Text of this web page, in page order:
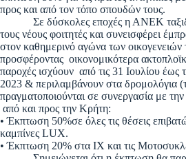
προς και από τον τόπο σπουδών τους.
Σε δύσκολες εποχές η ΑΝΕΚ
τους νέους φοιτητές και συνεισφέρει
στον καθημερινό αγώνα των οικογενειών
προσφέροντας οικονομικότερα
παροχές ισχύουν από τις 31 Ιουλίου έως
2023 & περιλαμβάνουν στα δρομολόγια
πραγματοποιούνται σε συνεργασία με
από και προς την Κρήτη:
• Έκπτωση 50%σε όλες τις θέσεις
καμπίνες LUX.
• Έκπτωση 20% στα ΙΧ και τις